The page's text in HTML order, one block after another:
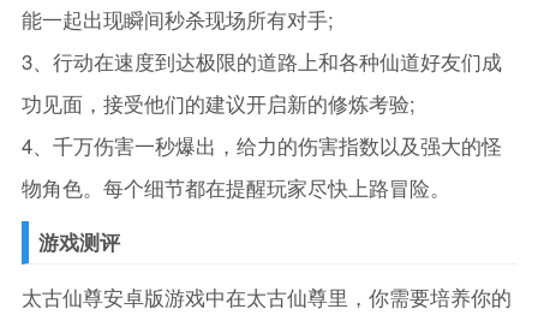
能一起出现瞬间秒杀现场所有对手;
3、行动在速度到达极限的道路上和各种仙道好友们成
功见面，接受他们的建议开启新的修炼考验;
4、千万伤害一秒爆出，给力的伤害指数以及强大的怪
物角色。每个细节都在提醒玩家尽快上路冒险。
游戏测评
太古仙尊安卓版游戏中在太古仙尊里，你需要培养你的